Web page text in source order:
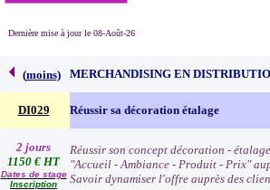
Dernière mise à jour le 08-Août-26
(moins) MERCHANDISING EN
DI029 Réussir sa décoration étalage
2 jours
1150 € HT
Dates de stage
Inscription
Réussir son concept décoration -
"Accueil - Ambiance - Produit - Prix"
Savoir dynamiser l'offre auprès des